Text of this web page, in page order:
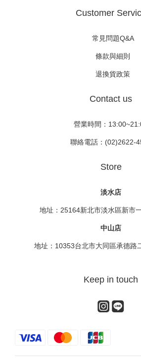
Customer
常見問題Q&A
條款與細則
退換貨政策
Contact us
營業時間：
聯絡電話：(02)2622-
Store
淡水店
地址：25164新北市淡水區新市
中山店
地址：10353台北市大同區承德路
Keep in touch